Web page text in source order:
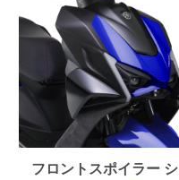
フロントスポイラー シ